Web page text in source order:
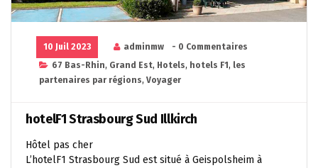
10 Juil 2023 adminmw
- 0 Commentaires
67 Bas-Rhin, Grand Est, Hotels, hotels F1 , les
partenaires par régions, Voyager
hotelF1 Strasbourg Sud Illkirch
Hôtel pas cher
L’hotelF1 Strasbourg Sud est situé à Geispolsheim à